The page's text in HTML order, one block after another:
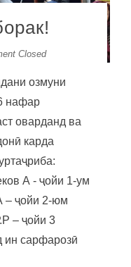
Closed
озмуни
нафар
оварданд ва
карда
А - ҷойи 1-ум
– ҷойи 2-юм
– ҷойи 3
ин сарфарозӣ